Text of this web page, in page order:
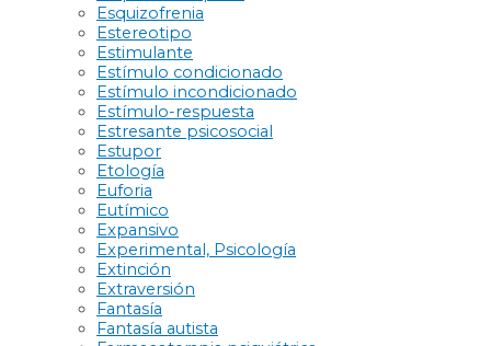
Esquizofrenia
Estereotipo
Estimulante
Estímulo condicionado
Estímulo incondicionado
Estímulo-respuesta
Estresante psicosocial
Estupor
Etología
Euforia
Eutímico
Expansivo
Experimental, Psicología
Extinción
Extraversión
Fantasía
Fantasía autista